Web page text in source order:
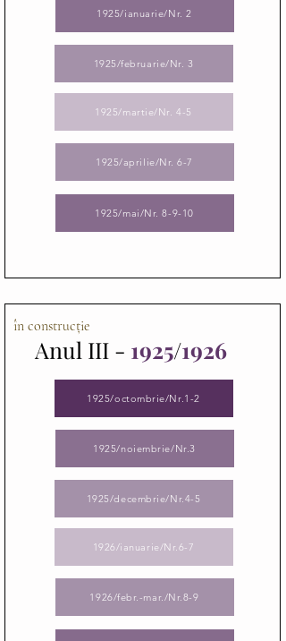
1925/ianuarie/Nr. 2
1925/februarie/Nr. 3
1925/martie/Nr. 4-5
1925/aprilie/Nr. 6-7
1925/mai/Nr. 8-9-10
Anul III - 1925/1926
1925/noiembrie/Nr.3
1925/octombrie/Nr.1-2
1925/decembrie/Nr.4-5
1926/ianuarie/Nr.6-7
în construcție
1926/febr.-mar./Nr.8-9